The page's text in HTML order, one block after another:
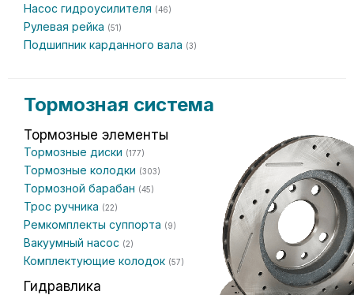
Насос гидроусилителя (46)
Рулевая рейка (51)
Подшипник карданного вала (3)
Тормозная система
Тормозные элементы
Тормозные диски (177)
Тормозные колодки (303)
Тормозной барабан (45)
Трос ручника (22)
Ремкомплекты суппорта (9)
Вакуумный насос (2)
Комплектующие колодок (57)
Гидравлика